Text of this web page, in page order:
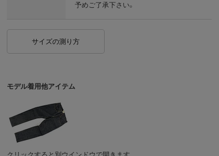
予めご了承下さい。
サイズの測り方
モデル着用他アイテム
クリックすると別ウインドウで開きます